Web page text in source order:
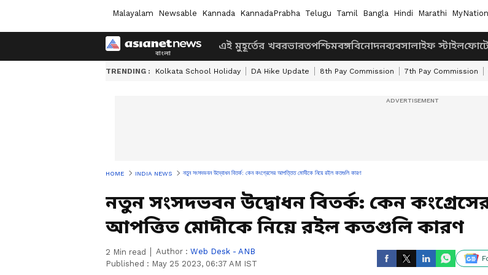
Malayalam Newsable Kannada KannadaPrabha Telugu Tamil Bangla Hindi Marathi MyNation
এই মুহূর্তের খবরভারতপশ্চিমবঙ্গবিনোদনব্যবসালাইফ স্টাইল
TRENDING : Kolkata School Holiday DA Hike Update 8th Pay Commission 7th Pay Commission
HOME INDIA NEWS নতুন সংসদভবন উদ্বোধন বিতর্ক: কেন কংগ্রেসের আপত্তিত মোদীকে নিয়ে রইল কতগুলি কারণ
নতুন সংসদভবন উদ্বোধন বিতর্ক: কেন
আপত্তিত মোদীকে নিয়ে রইল কতগুলি কারণ
2 Min read Author : Web Desk - ANB
Published : May 25 2023, 06:37 AM IST